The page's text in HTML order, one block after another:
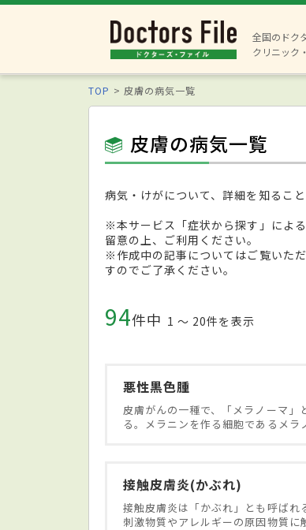
全国のドク
クリニック
TOP 皮膚の病気一覧
皮膚の病気一覧
病気・けがについて、詳細を知るこ
※本サービス「症状から探す」によ
留意の上、ご利用ください。
※作成中の記事についてはご覧いた
すのでご了承ください。
94件中 1 〜 20件を表示
悪性黒色腫
皮膚がんの一種で、「メラノーマ」
る。メラニンを作る細胞であるメ
接触皮膚炎(かぶれ)
接触皮膚炎は「かぶれ」とも呼ばれ
刺激物質やアレルギーの原因物質